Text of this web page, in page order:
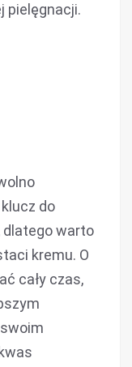
pielęgnacji.
klucz do
dlatego warto
kremu. O
cały czas,